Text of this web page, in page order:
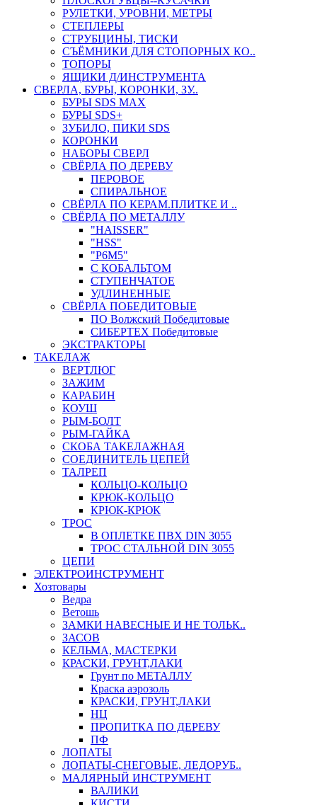
РУЛЕТКИ, УРОВНИ, МЕТРЫ
СТЕПЛЕРЫ
СТРУБЦИНЫ, ТИСКИ
СЪЁМНИКИ ДЛЯ СТОПОРНЫХ КО..
ТОПОРЫ
ЯЩИКИ Д/ИНСТРУМЕНТА
СВЕРЛА, БУРЫ, КОРОНКИ, ЗУ..
БУРЫ SDS MAX
БУРЫ SDS+
ЗУБИЛО, ПИКИ SDS
КОРОНКИ
НАБОРЫ СВЕРЛ
СВЁРЛА ПО ДЕРЕВУ
ПЕРОВОЕ
СПИРАЛЬНОЕ
СВЁРЛА ПО КЕРАМ.ПЛИТКЕ И ..
СВЁРЛА ПО МЕТАЛЛУ
"HAISSER"
"HSS"
"Р6М5"
С КОБАЛЬТОМ
СТУПЕНЧАТОЕ
УДЛИНЕННЫЕ
СВЁРЛА ПОБЕДИТОВЫЕ
ПО Волжский Победитовые
СИБЕРТЕХ Победитовые
ЭКСТРАКТОРЫ
ТАКЕЛАЖ
ВЕРТЛЮГ
ЗАЖИМ
КАРАБИН
КОУШ
РЫМ-БОЛТ
РЫМ-ГАЙКА
СКОБА ТАКЕЛАЖНАЯ
СОЕДИНИТЕЛЬ ЦЕПЕЙ
ТАЛРЕП
КОЛЬЦО-КОЛЬЦО
КРЮК-КОЛЬЦО
КРЮК-КРЮК
ТРОС
В ОПЛЕТКЕ ПВХ DIN 3055
ТРОС СТАЛЬНОЙ DIN 3055
ЦЕПИ
ЭЛЕКТРОИНСТРУМЕНТ
Хозтовары
Ведра
Ветошь
ЗАМКИ НАВЕСНЫЕ И НЕ ТОЛЬК..
ЗАСОВ
КЕЛЬМА, МАСТЕРКИ
КРАСКИ, ГРУНТ,ЛАКИ
Грунт по МЕТАЛЛУ
Краска аэрозоль
КРАСКИ, ГРУНТ,ЛАКИ
НЦ
ПРОПИТКА ПО ДЕРЕВУ
ПФ
ЛОПАТЫ
ЛОПАТЫ-СНЕГОВЫЕ, ЛЕДОРУБ..
МАЛЯРНЫЙ ИНСТРУМЕНТ
ВАЛИКИ